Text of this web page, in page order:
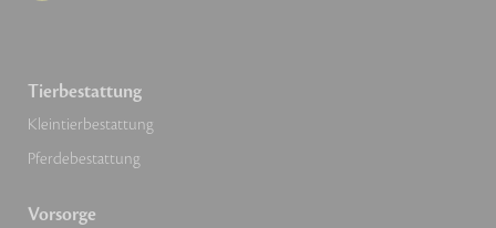
Tierbestattung
Kleintierbestattung
Pferdebestattung
Vorsorge